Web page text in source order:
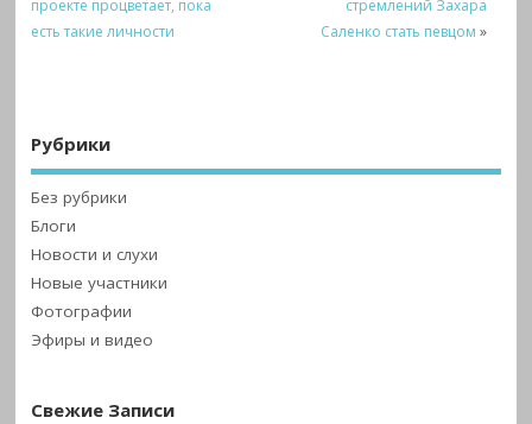
проекте процветает, пока
есть такие личности
стремлений Захара
Саленко стать певцом »
Рубрики
Без рубрики
Блоги
Новости и слухи
Новые участники
Фотографии
Эфиры и видео
Свежие Записи